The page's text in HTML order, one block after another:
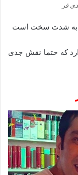
فر
به شدت سخت است
که حتما نقش جدی